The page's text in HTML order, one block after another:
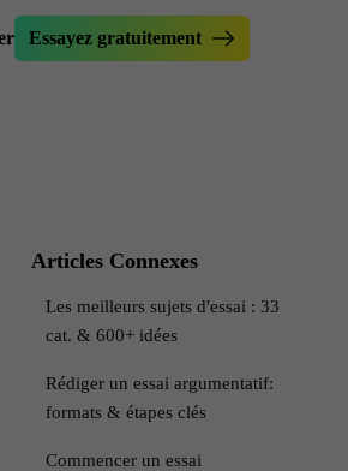
Essayez gratuitement
Articles Connexes
Les meilleurs sujets d'essai : 33
cat. & 600+ idées
Rédiger un essai argumentatif:
formats & étapes clés
Commencer un essai